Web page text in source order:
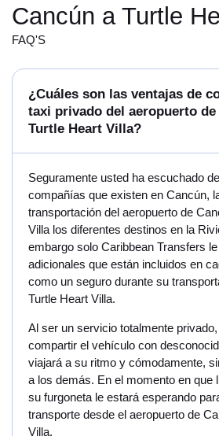
Cancún a Turtle
FAQ'S
¿Cuáles son las ventajas de
taxi privado del aeropuerto de
Turtle Heart Villa?
Seguramente usted ha escuchado
compañías que existen en Cancún,
transportación del aeropuerto de
Villa los diferentes destinos en la
embargo solo Caribbean Transfers
adicionales que están incluidos en
como un seguro durante su
Turtle Heart Villa.
Al ser un servicio totalmente
compartir el vehículo con
viajará a su ritmo y cómodamente,
a los demás. En el momento en que
su furgoneta le estará esperando
transporte desde el aeropuerto de
Villa.